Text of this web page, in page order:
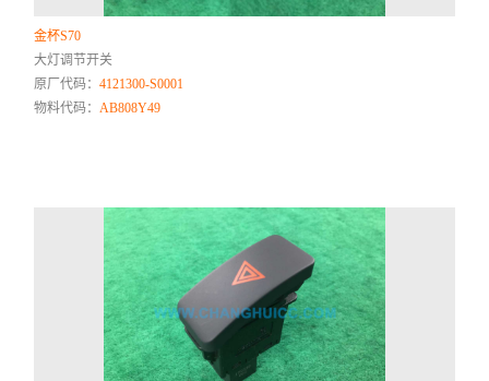
金杯S70
大灯调节开关
原厂代码：4121300-S0001
物料代码： AB808Y49